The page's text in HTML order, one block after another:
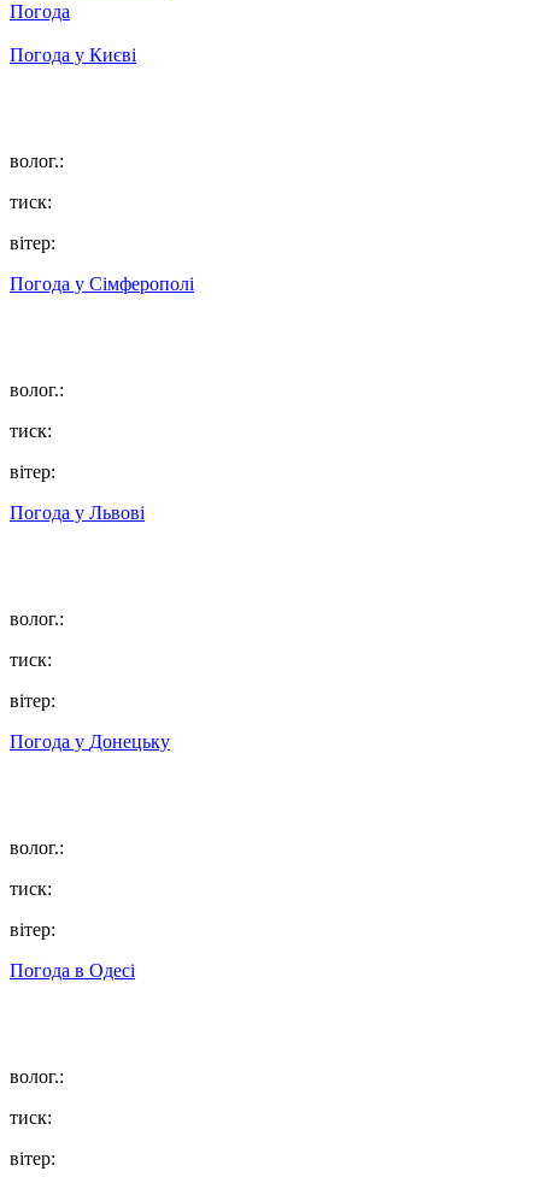
Погода
Погода у Києві
волог.:
тиск:
вітер:
Погода у Сімферополі
волог.:
тиск:
вітер:
Погода у Львові
волог.:
тиск:
вітер:
Погода у Донецьку
волог.:
тиск:
вітер:
Погода в Одесі
волог.:
тиск:
вітер: